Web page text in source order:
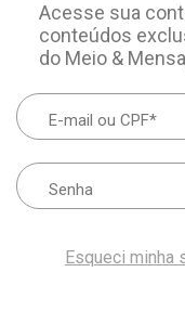
Acesse sua
conteúdos
do Meio &
Esqueci minha